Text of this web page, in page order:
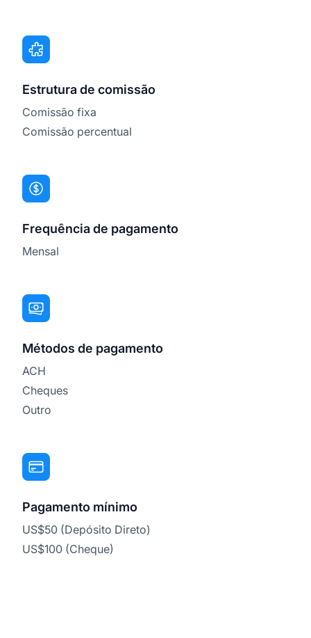
Estrutura de comissão
Comissão fixa
Comissão percentual
Frequência de pagamento
Mensal
Métodos de pagamento
ACH
Cheques
Outro
Pagamento mínimo
US$50 (Depósito Direto)
US$100 (Cheque)